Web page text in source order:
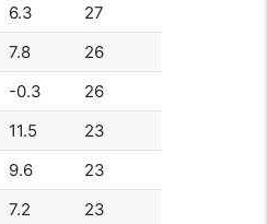
6.3
27
7.8
26
-0.3
26
11.5
23
9.6
23
7.2
23